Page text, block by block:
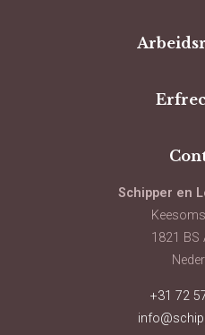
Schipper en
1821 BS
+31 72